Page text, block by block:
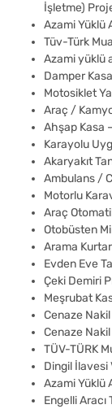
İşletme)
Azami Yüklü
Tüv-Türk
Azami yüklü
Damper
Motosiklet
Araç /
Ahşap Kasa
Karayolu
Akaryakıt
Ambulans /
Motorlu
Araç
Otobüsten
Arama
Evden Eve
Çeki Demiri
Meşrubat
Cenaze
Cenaze
TÜV-TÜRK
Dingil İlavesi
Azami Yüklü
Engelli